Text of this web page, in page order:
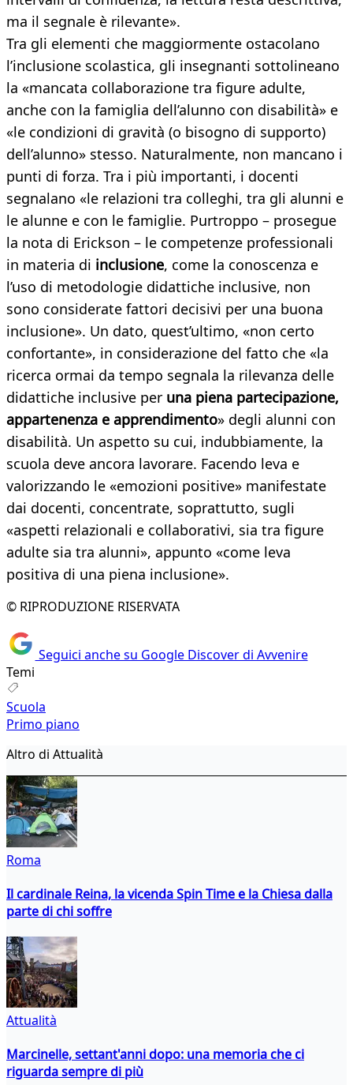
ma il segnale è rilevante».
Tra gli elementi che maggiormente ostacolano
l’inclusione scolastica, gli insegnanti sottolineano
la «mancata collaborazione tra figure adulte,
anche con la famiglia dell’alunno con disabilità» e
«le condizioni di gravità (o bisogno di supporto)
dell’alunno» stesso. Naturalmente, non mancano i
punti di forza. Tra i più importanti, i docenti
segnalano «le relazioni tra colleghi, tra gli alunni e
le alunne e con le famiglie. Purtroppo – prosegue
la nota di Erickson – le competenze professionali
in materia di inclusione, come la conoscenza e
l’uso di metodologie didattiche inclusive, non
sono considerate fattori decisivi per una buona
inclusione». Un dato, quest’ultimo, «non certo
confortante», in considerazione del fatto che «la
ricerca ormai da tempo segnala la rilevanza delle
didattiche inclusive per una piena partecipazione,
appartenenza e apprendimento» degli alunni con
disabilità. Un aspetto su cui, indubbiamente, la
scuola deve ancora lavorare. Facendo leva e
valorizzando le «emozioni positive» manifestate
dai docenti, concentrate, soprattutto, sugli
«aspetti relazionali e collaborativi, sia tra figure
adulte sia tra alunni», appunto «come leva
positiva di una piena inclusione».
© RIPRODUZIONE RISERVATA
Seguici anche su Google Discover di Avvenire
Temi
Scuola
Primo piano
Altro di Attualità
Roma
Il cardinale Reina, la vicenda Spin Time e la Chiesa dalla
parte di chi soffre
Attualità
Marcinelle, settant'anni dopo: una memoria che ci
riguarda sempre di più